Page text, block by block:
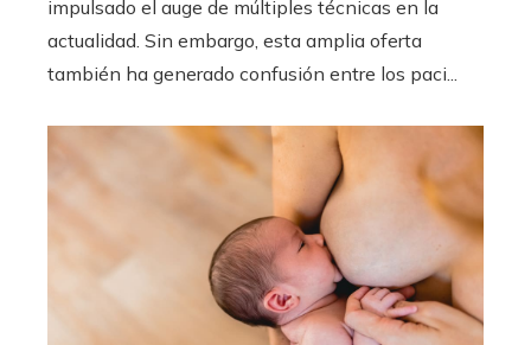
impulsado el auge de múltiples técnicas en la
actualidad. Sin embargo, esta amplia oferta
también ha generado confusión entre los paci...